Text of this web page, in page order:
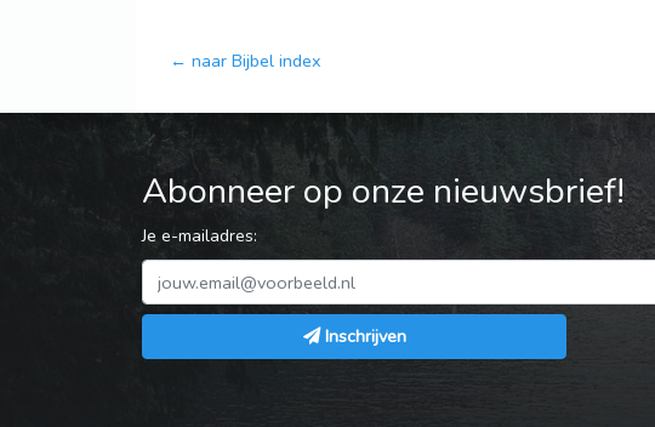
← naar Bijbel index
Abonneer op onze nieuwsbrief!
Je e-mailadres:
Inschrijven